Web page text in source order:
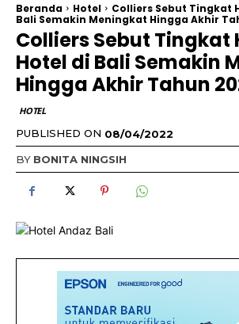
Beranda Hotel
Colliers Sebut Tingkat
Bali Semakin Meningkat Hingga Akhir
Colliers Sebut Tingkat
Hotel di Bali Semakin
Hingga Akhir Tahun
HOTEL
PUBLISHED ON 08/04/2022
BY BONITA NINGSIH